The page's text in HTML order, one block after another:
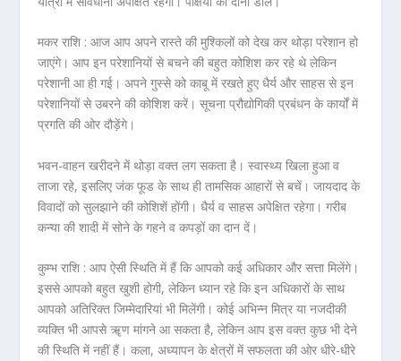
मकर राशि :आज आप अपने रास्ते की मुश्किलों को देख कर थोड़ा परेशान हो
जाएंगे। आप इन परेशानियों से बचने की बहुत कोशिश कर रहे थे लेकिन
परेशानी आ ही गई। अपने गुस्से को काबू में रखते हुए धैर्य और साहस से इन
परेशानियों से उबरने की कोशिश करें। सूचना प्रौद्योगिकी प्रबंधन के कार्यों में
प्रगति की ओर दौड़ेंगे।
भवन-वाहन खरीदने में थोड़ा वक्त लग सकता है। स्वास्थ्य खिला हुआ व
ताजा रहे, इसलिए जंक फूड के साथ ही तामसिक आहारों से बचें। जायदाद के
विवादों को सुलझाने की कोशिशें होंगी। धैर्य व साहस अपेक्षित रहेगा। गरीब
कन्या की शादी में सोने के गहने व कपड़ों का दान दें।
कुम्भ राशि :आप ऐसी स्थिति में हैं कि आपको कई अधिकार और सत्ता मिलेंगे।
इससे आपको बहुत खुशी होगी, लेकिन ध्यान रहे कि इन अधिकारों के साथ
आपको अतिरिक्त जिम्मेदारियां भी मिलेंगी। कोई अभिन्न मित्र या नजदीकी
व्यक्ति भी आपसे ॠण मांगने आ सकता है, लेकिन आप इस वक्त कुछ भी देने
की स्थिति में नहीं हैं। कला, अध्यापन के क्षेत्रों में सफलता की ओर धीरे-धीरे